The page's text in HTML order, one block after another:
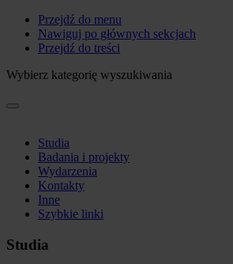
Przejdź do menu
Nawiguj po głównych sekcjach
Przejdź do treści
Wybierz kategorię wyszukiwania
Studia
Badania i projekty
Wydarzenia
Kontakty
Inne
Szybkie linki
Studia